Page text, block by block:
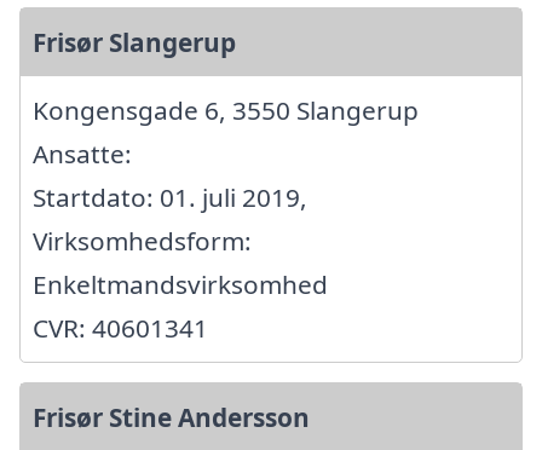
Frisør Slangerup
Kongensgade 6, 3550 Slangerup
Ansatte:
Startdato: 01. juli 2019,
Virksomhedsform:
Enkeltmandsvirksomhed
CVR: 40601341
Frisør Stine Andersson